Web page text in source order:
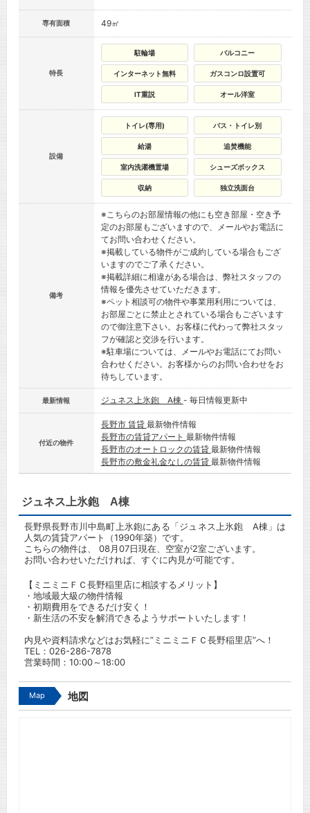
専有面積 49㎡
特長
駐輪場 バルコニー
インターネット無料 ガスコンロ設置可
IT重説 オール洋室
設備
トイレ(専用) バス・トイレ別
給湯 追焚機能
室内洗濯機置場 シューズボックス
収納 独立洗面台
備考
※こちらのお部屋情報の他にも空き部屋・空き予
定のお部屋もございますので、メールやお電話に
てお問い合わせください。
※掲載している物件がご成約している場合もござ
いますのでご了承ください。
※掲載詳細に相違がある場合は、弊社スタッフの
情報を優先させていただきます。
※ペット相談可の物件や事業用利用については、
お部屋ごとに禁止とされている場合もございます
ので御注意下さい。お客様に代わって弊社スタッ
フが確認と交渉を行います。
※駐車場については、メールやお電話にてお問い
合わせください。お客様からのお問い合わせをお
待ちしています。
最新情報 ジュネス上氷鉋 A棟 - 毎日情報更新中
付近の物件
長野市 賃貸 最新物件情報
長野市の賃貸アパート 最新物件情報
長野市のオートロックの賃貸 最新物件情報
長野市の敷金礼金なしの賃貸 最新物件情報
ジュネス上氷鉋 A棟
長野県長野市川中島町上氷鉋にある「ジュネス上氷鉋 A棟」は
人気の賃貸アパート（1990年築）です。
こちらの物件は、 08月07日現在、空室が2室ございます。
お問い合わせいただければ、すぐに内見が可能です。
【ミニミニＦＣ長野稲里店に相談するメリット】
・地域最大級の物件情報
・初期費用をできるだけ安く！
・新生活の不安を解消できるようサポートいたします！
内見や資料請求などはお気軽に”ミニミニＦＣ長野稲里店”へ！
TEL： 026-286-7878
営業時間：10:00～18:00
Map 地図